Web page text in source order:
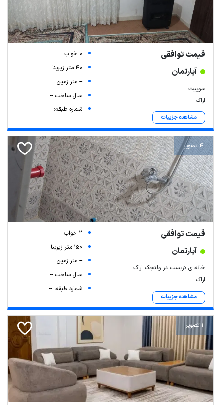
قیمت توافقی
آپارتمان
سوییت
اراک
مشاهده جزییات
0 خواب
40 متر زیربنا
-- متر زمین
سال ساخت --
شماره طبقه: --
4 تصویر
قیمت توافقی
آپارتمان
خانه ی دربست در ولنجک اراک
اراک
مشاهده جزییات
2 خواب
150 متر زیربنا
-- متر زمین
سال ساخت --
شماره طبقه: --
1 تصویر